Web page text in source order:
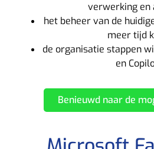
verwerking en
het beheer van de
meer tijd
de organisatie stappen
en
Benieuwd naar de